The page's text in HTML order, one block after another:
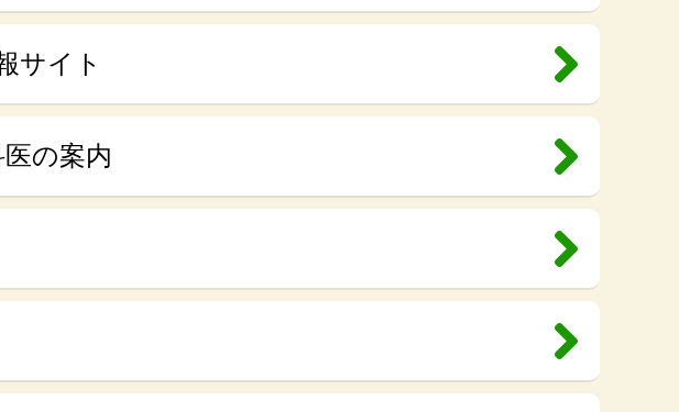
サイト
の案内